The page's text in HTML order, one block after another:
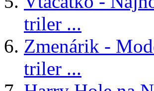
triler ...
Zmenárik -
triler ...